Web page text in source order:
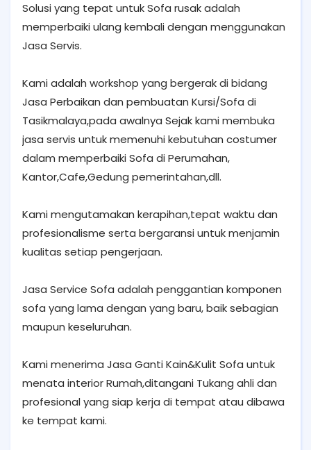
Solusi yang tepat untuk Sofa rusak adalah
memperbaiki ulang kembali dengan menggunakan
Jasa Servis.
Kami adalah workshop yang bergerak di bidang
Jasa Perbaikan dan pembuatan Kursi/Sofa di
Tasikmalaya,pada awalnya Sejak kami membuka
jasa servis untuk memenuhi kebutuhan costumer
dalam memperbaiki Sofa di Perumahan,
Kantor,Cafe,Gedung pemerintahan,dll.
Kami mengutamakan kerapihan,tepat waktu dan
profesionalisme serta bergaransi untuk menjamin
kualitas setiap pengerjaan.
Jasa Service Sofa adalah penggantian komponen
sofa yang lama dengan yang baru, baik sebagian
maupun keseluruhan.
Kami menerima Jasa Ganti Kain&Kulit Sofa untuk
menata interior Rumah,ditangani Tukang ahli dan
profesional yang siap kerja di tempat atau dibawa
ke tempat kami.